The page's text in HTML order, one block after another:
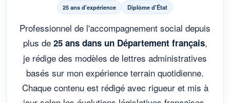
25 ans d'expérience Diplôme d'État
Professionnel de l'accompagnement social depuis
plus de 25 ans dans un Département français,
je rédige des modèles de lettres administratives
basés sur mon expérience terrain quotidienne.
Chaque contenu est rédigé avec rigueur et mis à